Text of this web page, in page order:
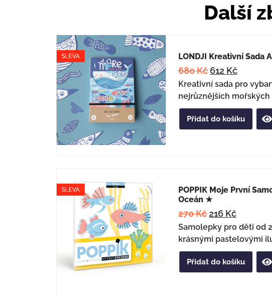
Další
SLEVA LONDJI Kreativní Sada
680Kč 612 Kč
Kreativní sada pro
nejrůznějších mořských
Přidat do košíku
SLEVA
POPPIK Moje První
Oceán ★
270Kč216 Kč
Samolepky pro děti od
krásnými pastelovými
Přidat do košíku